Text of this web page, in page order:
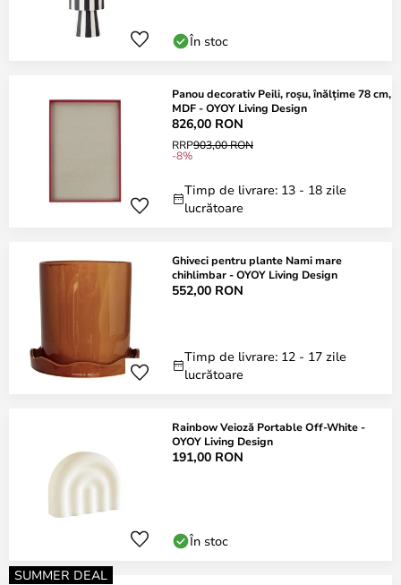
În stoc
Panou decorativ Peili, roșu, înălțime 78 cm,
MDF - OYOY Living Design
826,00 RON
RRP903,00 RON
-8%
Timp de livrare: 13 - 18 zile
lucrătoare
Ghiveci pentru plante Nami mare
chihlimbar - OYOY Living Design
552,00 RON
Timp de livrare: 12 - 17 zile
lucrătoare
Rainbow Veioză Portable Off-White -
OYOY Living Design
191,00 RON
În stoc
SUMMER DEAL